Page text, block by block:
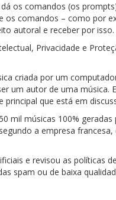
os comandos (os
comandos – como por
autoral e receber por isso.
Privacidade e
criada por um
um autor de uma música.
que está em
mil músicas 100% geradas
a empresa francesa,
e revisou as políticas
spam ou de baixa